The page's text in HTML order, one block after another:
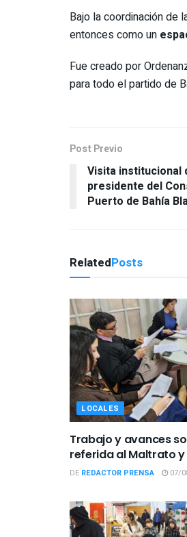
Bajo la coordinación de
entonces como un
Fue creado por
para todo el partido de
Post Previo
Visita institucional
presidente del
Puerto de Bahía
RelatedPosts
LOCALES
Trabajo y avances
referida al Maltrato y
DE REDACTOR PRENSA 07/